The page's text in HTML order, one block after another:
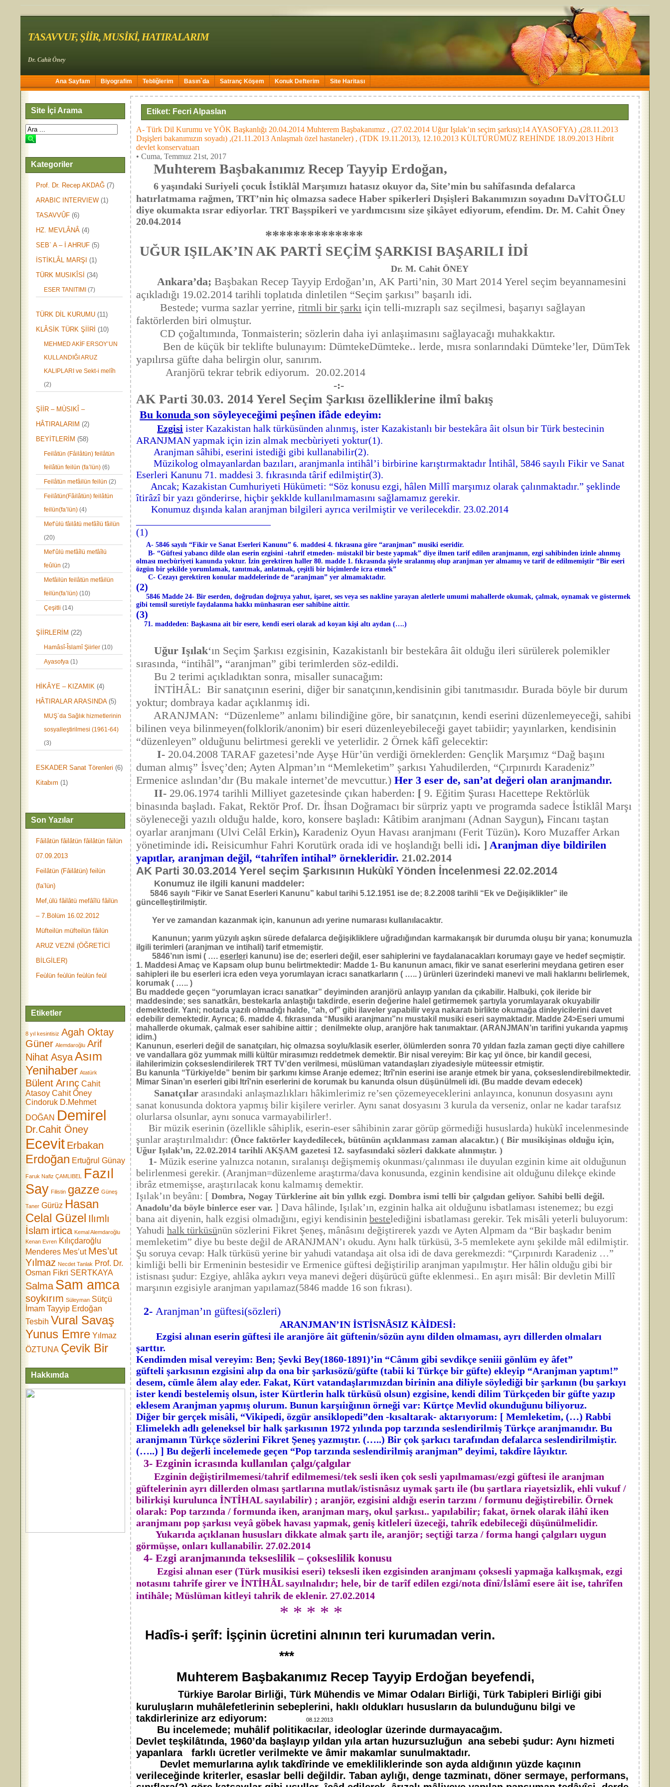
TASAVVUF, ŞİİR, MUSİKİ, HATIRALARIM
Dr. Cahit Öney
Ana Sayfam Biyografim Tebliğlerim Basın`da Satranç Köşem Konuk Defterim Site Haritası
Site İçi Arama
Kategoriler
Prof. Dr. Recep AKDAĞ (7)
ARABIC INTERVIEW (1)
TASAVVÛF (6)
HZ. MEVLÂNÂ (4)
SEB` A – İ AHRUF (5)
İSTİKLÂL MARŞI (1)
TÜRK MUSIKÎSİ (34)
ESER TANITIMI (7)
TÜRK DİL KURUMU (11)
KLÂSİK TÜRK ŞİİRİ (10)
MEHMED AKİF ERSOY’UN
KULLANDIĞI ARUZ
KALIPLARI ve Sekt-i melîh
(2)
ŞİİR – MÙSIKÎ –
HÂTIRALARIM (2)
BEYİTLERİM (58)
Feilâtün (Fâilâtün) feilâtün
feilâtün feilün (fa’lün) (6)
Feilâtün mefâilün feilün (2)
Feilâtün(Fâilâtün) feilâtün
feilün(fa’lün) (4)
Mef’ùlü fâilâtü mefâîlü fâilün
(20)
Mef’ûlü mefâîlü mefâîlü
feûlün (2)
Mefâilün feilâtün mefâilün
feilün(fa’lün) (10)
Çeşitli (14)
ŞİİRLERİM (22)
Hamâsî-Îslamî Şiirler (10)
Ayasofya (1)
HİKÂYE – KIZAMIK (4)
HÂTIRALAR ARASINDA(5)
MUŞ`da Sağlık hizmetlerinin
sosyalleştirilmesi (1961-64)
(3)
ESKADER Sanat Törenleri (6)
Kitabım (1)
Son Yazılar
Fâilâtün fâilâtün fâilâtün fâilün
07.09.2013
Feilâtün (Fâilâtün) feilün
(fa’lün)
Mef,ùlü fâilâtü mefâîlü fâilün
– 7.Bölüm 16.02.2012
Müfteilün müfteilün fâilün
ARUZ VEZNİ (ÖĞRETİCİ
BİLGİLER)
Feùlün feùlün feùlün feùl
Etiketler
8 yıl kesintisiz Agah Oktay
Güner Alemdaroğlu Arif
Nihat AsyaAsım
Yenihaber Atatürk
Bülent Arınç Cahit
Atasoy Cahit Öney
Cindoruk D.Mehmet
DOĞAN Demirel
Dr.Cahit Öney
Ecevit Erbakan
Erdoğan Ertuğrul Günay
Faruk Nafiz ÇAMLIBEL
Fazıl
Say Filistin gazze Güneş
Taner Gürüz Hasan
Celal Güzel Ilımlı
İslam irtica Kemal Alemdaroğlu
Kenan Evren Kılıçdaroğlu
Menderes Mes’ut Mes’ut
Yılmaz Necdet Tanlak Prof. Dr.
Osman Fikri SERTKAYA
Salma Sam amca
soykırım Süleyman Sütçü
İmam Tayyip Erdoğan
Tesbih Vural Savaş
Yunus Emre Yılmaz
ÖZTUNA Çevik Bir
Hakkımda
Etiket: Fecri Alpaslan
A- Türk Dil Kurumu ve YÖK Başkanlığı 20.04.2014 Muhterem Başbakanımız , (27.02.2014 Uğur Işılak’ın seçim şarkısı);14 AYASOFYA) ,(28.11.2013
Dışişleri bakanımızın soyadı) ,(21.11.2013 Anlaşmalı özel hastaneler) , (TDK 19.11.2013), 12.10.2013 KÜLTÜRÜMÜZ REHİNDE 18.09.2013 Hibrit
devlet konservatuarı
• Cuma, Temmuz 21st, 2017
Muhterem Başbakanımız Recep Tayyip Erdoğan,
6 yaşındaki Suriyeli çocuk İstiklâl Marşımızı hatasız okuyor da, Site’min bu sahîfasında defalarca
hatırlatmama rağmen, TRT’nin hiç olmazsa sadece Haber spikerleri Dışişleri Bakanımızın soyadını DaVİTOĞLU
diye okumakta ısrar ediyorlar. TRT Başspikeri ve yardımcısını size şikâyet ediyorum, efendim. Dr. M. Cahit Öney
20.04.2014
**************
UĞUR IŞILAK’IN AK PARTİ SEÇİM ŞARKISI BAŞARILI İDİ
Dr. M. Cahit ÖNEY
Ankara’da; Başbakan Recep Tayyip Erdoğan’ın, AK Parti’nin, 30 Mart 2014 Yerel seçim beyannamesini
açıkladığı 19.02.2014 tarihli toplatıda dinletilen “Seçim şarkısı” başarılı idi.
Bestede; vurma sazlar yerrine,ritmli bir şarkı için telli-mızraplı saz seçilmesi, başarıyı sağlayan
faktörlerden biri olmuştur.
CD çoğaltımında, Tonmaisterin; sözlerin daha iyi anlaşıimasını sağlayacağı muhakkaktır.
Ben de küçük bir teklifte bulunayım: DümtekeDümteke.. lerde, mısra sonlarındaki Dümteke’ler, DümTek
yapılırsa güfte daha belirgin olur, sanırım.
Aranjörü tekrar tebrik ediyorum. 20.02.2014
-:-
AK Parti 30.03. 2014 Yerel Seçim Şarkısı özelliklerine ilmî bakış
Bu konudason söyleyeceğimi peşînen ifâde edeyim:
Ezgisi ister Kazakistan halk türküsünden alınmış, ister Kazakistanlı bir bestekâra âit olsun bir Türk bestecinin
ARANJMAN yapmak için izin almak mecbùriyeti yoktur(1).
Aranjman sâhibi, eserini istediği gibi kullanabilir(2).
Müzikolog olmayanlardan bazıları, aranjmanla intihâl’i birbirine karıştırmaktadır İntihâl, 5846 sayılı Fikir ve Sanat
Eserleri Kanunu 71. maddesi 3. fıkrasında târif edilmiştir(3).
Ancak; Kazakistan Cumhuriyeti Hükümeti: “Söz konusu ezgi, hâlen Millî marşımız olarak çalınmaktadır.” şeklinde
îtirâzî bir yazı gönderirse, hiçbir şekklde kullanılmamasını sağlamamız gerekir.
Konumuz dışında kalan aranjman bilgileri ayrıca verilmiştir ve verilecekdir. 23.02.2014
(1)
A- 5846 sayılı “Fikir ve Sanat Eserleri Kanunu” 6. maddesi 4. fıkrasına göre “aranjman” musiki eseridir.
B- “Güftesi yabancı dilde olan eserin ezgisini -tahrif etmeden- müstakil bir beste yapmak” diye ilmen tarif edilen aranjmanın, ezgi sahibinden izinle alınmış
olması mecbùriyeti kanunda yoktur. İzin gerektiren haller 80. madde 1. fıkrasında şöyle sıralanmış olup aranjman yer almamış ve tarif de edilmemiştir “Bir eseri
özgün bir şekilde yorumlamak, tanıtmak, anlatmak, çeşitli bir biçimlerde icra etmek”
C- Cezayı gerektiren konular maddelerinde de “aranjman” yer almamaktadır.
(2)
5846 Madde 24- Bir eserden, doğrudan doğruya yahut, işaret, ses veya ses nakline yarayan aletlerle umumi mahallerde okumak, çalmak, oynamak ve göstermek
gibi temsil suretiyle faydalanma hakkı münhasıran eser sahibine aittir.
(3)
71. maddeden: Başkasına ait bir esere, kendi eseri olarak ad koyan kişi altı aydan (….)
Uğur Işılak‘ın Seçim Şarkısı ezgisinin, Kazakistanlı bir bestekâra âit olduğu ileri sürülerek polemikler
sırasında, “intihâl”, “aranjman” gibi terimlerden söz-edildi.
Bu 2 terimi açıkladıktan sonra, misaller sunacağım:
İNTİHÂL: Bir sanatçının eserini, diğer bir sanatçının,kendisinin gibi tanıtmasıdır. Burada böyle bir durum
yoktur; dombraya kadar açıklanmış idi.
ARANJMAN: “Düzenleme” anlamı bilindiğine göre, bir sanatçının, kendi eserini düzenlemeyeceği, sahibi
bilinen veya bilinmeyen(folklorik/anonim) bir eseri düzenleyebileceği gayet tabiidir; yayınlarken, kendisinin
“düzenleyen” olduğunu belirtmesi gerekli ve yeterlidir. 2 Örnek kâfî gelecektir:
I- 20.04.2008 TARAF gazetesi’nde Ayşe Hür’ün verdiği örneklerden: Gençlik Marşımız “Dağ başını
duman almış” İsveç’den; Ayten Alpman’ın “Memleketim” şarkısı Yahudilerden, “Çırpınırdı Karadeniz”
Ermenice aslından’dır (Bu makale internet’de mevcuttur.)Her 3 eser de, san’at değeri olan aranjmandır.
II- 29.06.1974 tarihli Milliyet gazetesinde çıkan haberden: [ 9. Eğitim Şurası Hacettepe Rektörlük
binasında başladı. Fakat, Rektör Prof. Dr. İhsan Doğramacı bir sürpriz yaptı ve programda sadece İstiklâl Marşı
söyleneceği yazılı olduğu halde, koro, konsere başladı: Kâtibim aranjmanı (Adnan Saygun), Fincanı taştan
oyarlar aranjmanı (Ulvi Celâl Erkin), Karadeniz Oyun Havası aranjmanı (Ferit Tüzün). Koro Muzaffer Arkan
yönetiminde idi.Reisicumhur Fahri Korutürk orada idi ve hoşlandığı belli idi. ]Aranjman diye bildirilen
yapıtlar, aranjman değil, “tahrîfen intihal” örnekleridir. 21.02.2014
AK Parti 30.03.2014 Yerel seçim Şarkısının Hukùkî Yönden İncelenmesi 22.02.2014
Konumuz ile ilgili kanuni maddeler:
5846 sayılı “Fikir ve Sanat Eserleri Kanunu” kabul tarihi 5.12.1951 ise de; 8.2.2008 tarihli “Ek ve Değişiklikler” ile
güncelleştirilmiştir.
Yer ve zamandan kazanmak için, kanunun adı yerine numarası kullanılacaktır.
Kanunun; yarım yüzyılı aşkın sürede defalarca değişikliklere uğradığından karmakarışık bir durumda oluşu bir yana; konumuzla
ilgili terimleri (aranjman ve intihali) tarif etmemiştir.
5846’nın ismi ( ….eserleri kanunu) ise de; eserleri değil, eser sahiplerini ve faydalanacakları korumayı gaye ve hedef seçmiştir.
1. Maddesi Amaç ve Kapsam olup bunu belirtmektedir: Madde 1- Bu kanunun amacı, fikir ve sanat eserlerini meydana getiren eser
sahipleri ile bu eserleri icra eden veya yorumlayan icracı sanatkarların ( ….. ) ürünleri üzerindeki manevi ve mali haklarını belirlemek,
korumak ( ….. )
Bu maddede geçen “yorumlayan icracı sanatkar” deyiminden aranjörü anlayıp yanılan da çıkabilir. Halbuki, çok ileride bir
maddesinde; ses sanatkârı, bestekarla anlaştığı takdirde, eserin değerine halel getirmemek şartıyla yorumlayarak okuyabilir
demektedir. Yani; notada yazılı olmadığı halde, “ah, of” gibi ilaveler yapabilir veya nakaratı birlikte okumağa dinleyicilerini davet
edebilir demektedir. Ayrıca; 6. madde 4. fıkrasında “Musiki aranjmanı”nı mustakil musiki eseri saymaktadır. Madde 24>Eseri umumi
mahallerde okumak, çalmak eser sahibine aittir ; denilmekte olup, aranjöre hak tanımaktaır. (ARANJMAN’ın tarifini yukarıda yapmış
idim.)
Kanunun, eserleri değil de sanatçıları, hiç olmazsa soylu/klasik eserler, ölümlerden sonra 70 yıldan fazla zaman geçti diye cahillere
ve vandallara göz yummak milli kültür mirasımızı reddetmek demektir. Bir nisal vereyim: Bir kaç yıl önce, bir kandil gecesi,
ilahilerimizin çokseslendirilerek TRT TV’den verilmesi, müslüman vatandaşları ziyadesiyle müteessir etmiştir.
Bu kanunla “Türkiye!de” benim bir şarkımı kimse Aranje edemez; Itrî’nin eserini ise aranje etmek bir yana, çokseslendirebilmektedir.
Mimar Sinan’ın eserleri gibi Itrî’nin eserlerini de korumak bu kanunda olsun düşünülmeli idi. (Bu madde devam edecek)
Sanatçılararasındaki anlaşmazlıkları hâkimlerimiz re’sen çözemeyeceklerini anlayınca, konunun dosyasını aynı
sanat konusunda doktora yapmış bilir kişilere verirler. Aynı sanat dosyasını 3 kurula da verseniz, onlar ne kadar tarafsız
olurlarsa olsunlar, aynı sonuca varmayabilirler!.
Bir müzik eserinin (özellikle sâhiplik, eserin-eser sâhibinin zarar görüp görmediği hususlarda) hukùkî incelenmesinde
şunlar araştırılmalıdır: (Önce faktörler kaydedilecek, bütünün açıklanması zaman alacaktır.) ( Bir musikişinas olduğu için,
Uğur Işılak’ın, 22.02.2014 tarihli AKŞAM gazetesi 12. sayfasındaki sözleri dakkate alınmıştır. )
1- Müzik eserine yalnızca notanın, sıralanışı değişmemiş okunması/çalınması ile duyulan ezginin kime ait olduğunun
belirlenmesi gerekir. (Aranjman=düzenleme araştırma/dava konusunda, ezginin kendisine ait olduğunu dilekçe ekinde
ibrâz etmemişse, araştırılacak konu kalmamış demektir.
Işılak’ın beyânı: [ Dombra, Nogay Türklerine ait bin yıllık ezgi. Dombra ismi telli bir çalgıdan geliyor. Sahibi belli değil.
Anadolu’da böyle binlerce eser var. ] Dava hâlinde, Işılak’ın, ezginin halka ait olduğunu isbatlaması istenemez; bu ezgi
bana ait diyenin, halk ezgisi olmadığını, egiyi kendisininbestelediğini isbatlaması gerekir. Tek misâli yeterli buluyorum:
Yahudihalk türküsünün sözlerini Fikret Şeneş, mânâsını değiştirerek yazdı ve Ayten Alpmam da “Bir başkadır benim
memleketim” diye bu beste değil de ARANJMAN’ı okudu. Aynı halk türküsü, 3-5 memlekete aynı şekilde mâl edilmiştir.
Şu soruya cevap: Halk türküsü yerine bir yahudi vatandaşa ait olsa idi de dava gerekmezdi: “Çırpınırdı Karadeniz …”
kimliği belli bir Ermeninin bestesidir ve Ermenice güftesi değiştirilip aranjman yapılmıştır. Her hâlin olduğu gibi bir
istisnası şudur: Ezgiye, ahlâka aykırı veya manevi değeri düşürücü güfte eklenmesi.. En aşırı misâl: Bir devletin Millî
marşının ezgisiyle aranjman yapılamaz(5846 madde 16 son fıkrası).
2- Aranjman’ın güftesi(sözleri)
ARANJMAN’IN İSTİSNÂSIZ KÀİDESİ:
Ezgisi alınan eserin güftesi ile aranjöre âit güftenin/sözün aynı dilden olmaması, ayrı dillerden olmaları
şarttır.
Kendimden misal vereyim: Ben; Şevki Bey(1860-1891)’in “Cânım gibi sevdikçe seniii gönlüm ey âfet”
güfteli şarkısının ezgisini alıp da ona bir şarkısözü/güfte (tabii ki Türkçe bir güfte) ekleyip “Aranjman yaptım!”
desem, cümle âlem alay eder. Fakat, Kürt vatandaşlarımızdan birinin ana diliyle söylediği bir şarkının (bu şarkıyı
ister kendi bestelemiş olsun, ister Kürtlerin halk türküsü olsun) ezgisine, kendi dilim Türkçeden bir güfte yazıp
eklesem Aranjman yapmış olurum. Bunun karşıiığının örneği var: Kürtçe Mevlid okunduğunu biliyoruz.
Diğer bir gerçek misâli, “Vikipedi, özgür ansiklopedi”den -kısaltarak- aktarıyorum: [ Memleketim, (…) Rabbi
Elimelekh adlı geleneksel bir halk şarkısının 1972 yılında pop tarzında seslendirilmiş Türkçe aranjmanıdır. Bu
aranjmanın Türkçe sözlerini Fikret Şeneş yazmıştır. (…..) Bir çok şarkıcı tarafından defalarca seslendirilmiştir.
(…..) ] Bu değerli incelemede geçen “Pop tarzında seslendirilmiş aranjman” deyimi, takdîre lâyıktır.
3- Ezginin icrasında kullanılan çalgı/çalgılar
Ezginin değiştirilmemesi/tahrif edilmemesi/tek sesli iken çok sesli yapılmaması/ezgi güftesi ile aranjman
güftelerinin ayrı dillerden olması şartlarına mutlak/istisnâsız uymak şartı ile (bu şartlara riayetsizlik, ehli vukuf /
bilirkişi kurulunca İNTİHAL sayılabilir) ; aranjör, ezgisini aldığı eserin tarzını / formunu değiştirebilir. Örnek
olarak: Pop tarzında / formunda iken, aranjman marş, okul şarkısı.. yapılabilir; fakat, örnek olarak ilâhî iken
aranjmanı pop şarkısı veyâ göbek havası yapmak, geniş kitleleri üzeceği, tahrîk edebileceği düşünülmelidir.
Yukarıda açıklanan hususları dikkate almak şartı ile, aranjör; seçtiği tarza / forma hangi çalgıları uygun
görmüşse, onları kullanabilir. 27.02.2014
4- Ezgi aranjmanında tekseslilik – çokseslilik konusu
Ezgisi alınan eser (Türk musikisi eseri) teksesli iken ezgisinden aranjmanı çoksesli yapmağa kalkışmak, ezgi
notasını tahrîfe girer ve İNTİHÂL sayılnalıdır; hele, bir de tarîf edilen ezgi/nota dînî/İslâmî esere âit ise, tahrîfen
intihâle; Müslüman kitleyi tahrik de eklenir. 27.02.2014
* * * * *
Hadîs-i şerîf: İşçinin ücretini alnının teri kurumadan verin.
***
Muhterem Başbakanımız Recep Tayyip Erdoğan beyefendi,
Türkiye Barolar Birliği, Türk Mühendis ve Mimar Odaları Birliği, Türk Tabipleri Birliği gibi
kuruluşların muhâlefetlerinin sebeplerini, haklı oldukları hususların da bulunduğunu bilgi ve
takdirlerinize arz ediyorum:
08.12.2013
Bu incelemede; muhâlif politikacılar, ideologlar üzerinde durmayacağım.
Devlet teşkilâtında, 1960’da başlayıp yıldan yıla artan huzursuzluğun ana sebebi şudur: Aynı hizmeti
yapanlara farklı ücretler verilmekte ve âmir makamlar sunulmaktadır.
Devlet memurlarına aylık takdîrinde ve emekliliklerinde son ayda aldığının yüzde kaçının
verileceğinde kriterler, esaslar belli değildir. Taban aylığı, denge tazminatı, döner sermaye, performans,